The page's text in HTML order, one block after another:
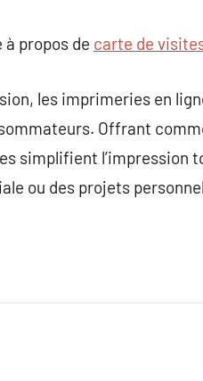
à propos de carte de
les imprimeries en
Offrant
simplifient l’impression
ou des projets